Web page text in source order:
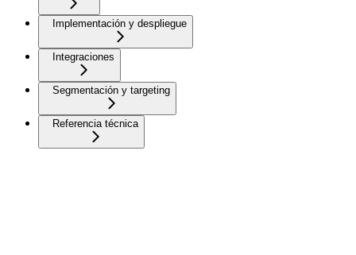
Implementación y despliegue
Integraciones
Segmentación y targeting
Referencia técnica